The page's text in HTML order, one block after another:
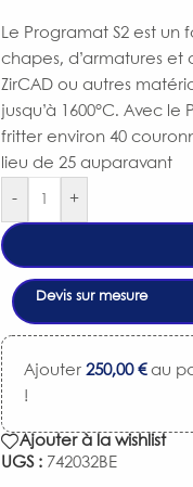
Le Programat S2 est
chapes, d’armatures et
ZirCAD ou autres
jusqu’à 1600°C. Avec
fritter environ 40
lieu de 25 auparavant
- +
Devis sur mesure
Ajouter 250,00 €au
!
Ajouter à la wishlist
UGS : 742032BE